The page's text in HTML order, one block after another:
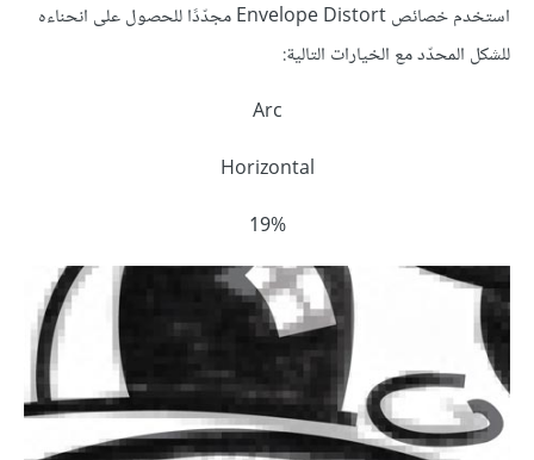
استخدم خصائص Envelope Distort مجدّدًا للحصول على انحناءه
للشكل المحدّد مع الخيارات التالية:
Arc
Horizontal
19%